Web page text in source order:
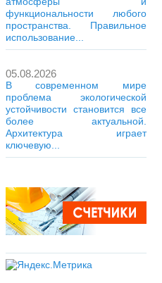
функциональности любого
пространства. Правильное
использование...
05.08.2026
В современном мире
проблема экологической
устойчивости становится все
более актуальной.
Архитектура играет
ключевую...